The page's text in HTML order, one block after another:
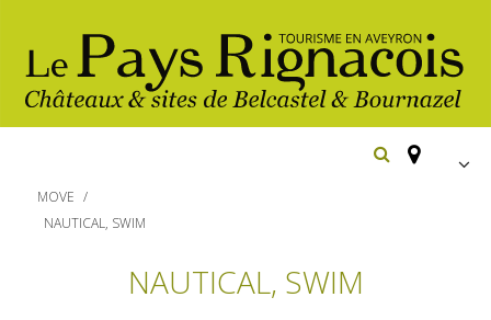
MOVE
NAUTICAL, SWIM
NAUTICAL, SWIM